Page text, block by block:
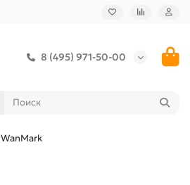
8 (495) 971-50-00
WanMark